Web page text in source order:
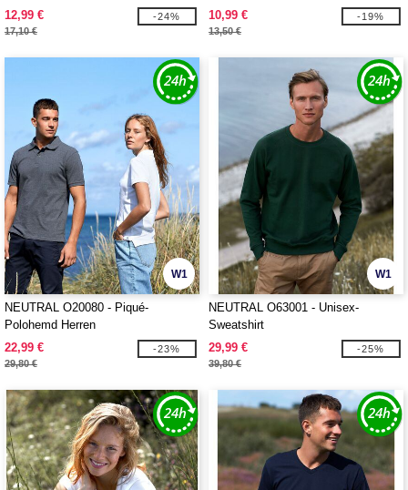
12,99 €
17,10 €
-24%
10,99 €
13,50 €
-19%
W1
NEUTRAL O20080 - Piqué-
Polohemd Herren
22,99 €
29,80 €
-23%
W1
NEUTRAL O63001 - Unisex-
Sweatshirt
29,99 €
39,80 €
-25%